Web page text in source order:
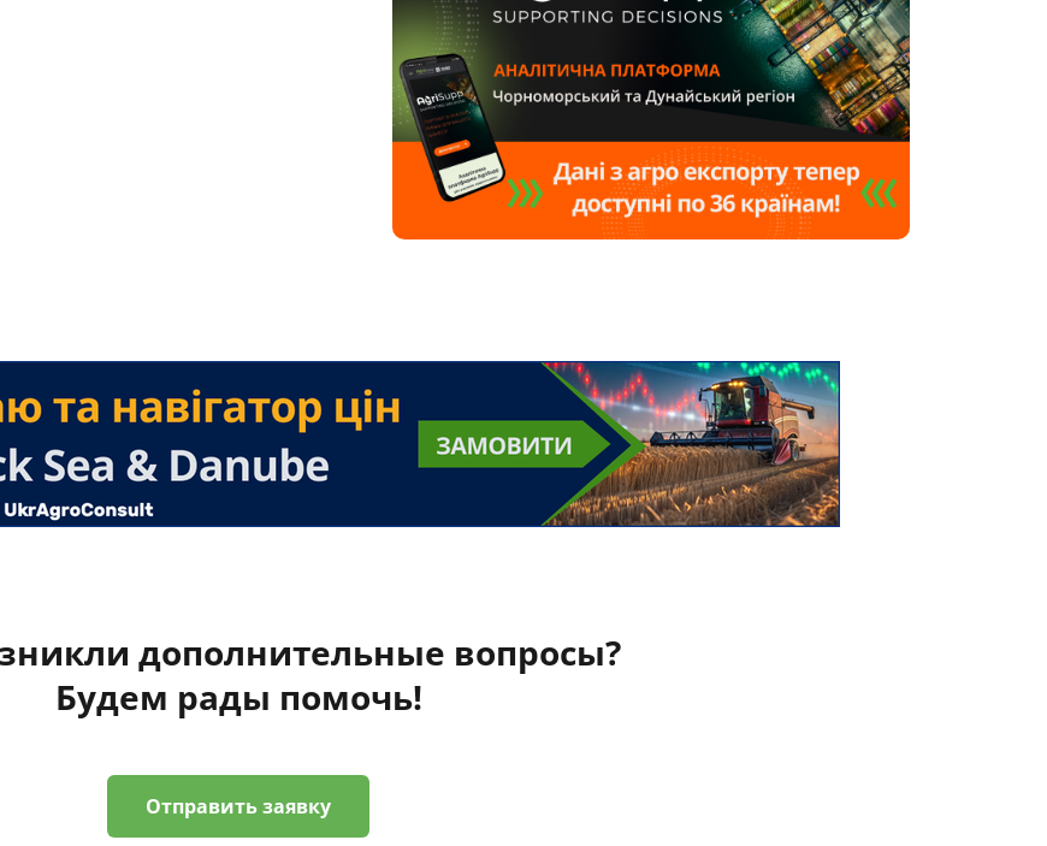
дополнительные вопросы?
Будем рады помочь!
Отправить заявку